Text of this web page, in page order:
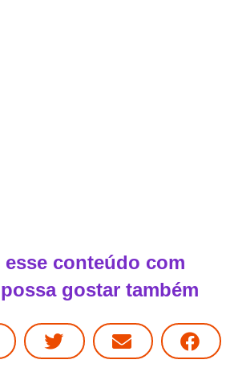
conteúdo com
gostar também